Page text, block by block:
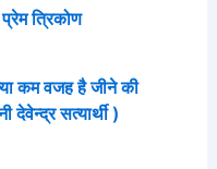
त्रिकोण
कम वजह है जीने की
देवेन्द्र सत्यार्थी )